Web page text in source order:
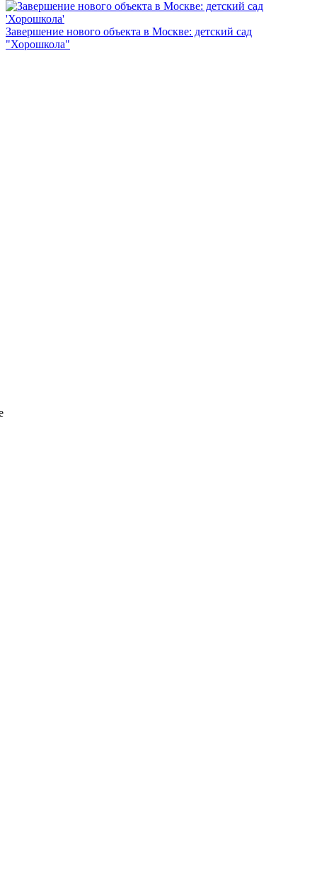
Завершение нового объекта в Москве: детский сад
"Хорошкола"